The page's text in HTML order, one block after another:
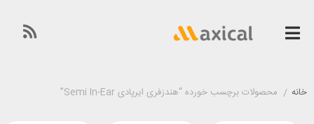
خانه / محصولات برچسب خورده “هندزفری ایرپادی Semi In-Ear”